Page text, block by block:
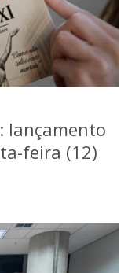
lançamento
feira (12)